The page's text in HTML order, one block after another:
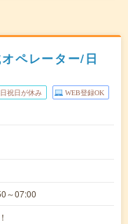
ペレーター/日
祝日が休み WEB登録OK
～07:00